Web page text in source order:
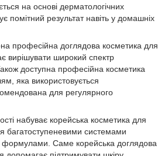
на основі дерматологічних
помітний результат навіть у домашніх
професійна доглядова косметика для
вирішувати широкий спектр
доступна професійна косметика
яка використовується
для регулярного
набуває корейська косметика для
багатоступеневими системами
формулами. Саме корейська доглядова